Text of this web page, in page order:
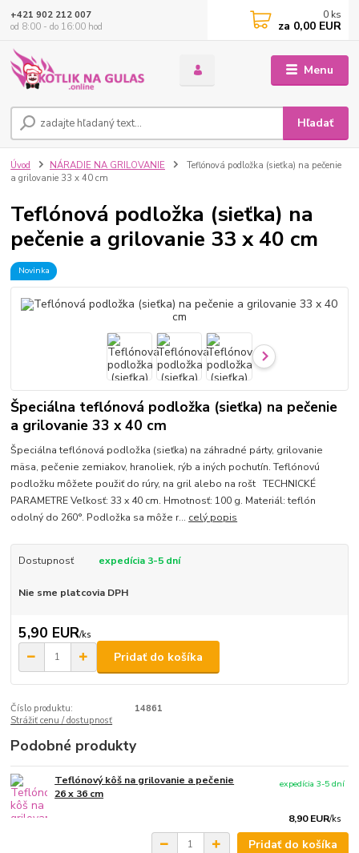
Menu
Hľadať
+421 902 212 007
od 8:00 - do 16:00 hod
0 ks
za 0,00 EUR
Úvod NÁRADIE NA GRILOVANIE
Teflónová podložka (sieťka) na pečenie
a grilovanie 33 x 40 cm
Teflónová podložka (sieťka) na
pečenie a grilovanie 33 x 40 cm
Novinka
Špeciálna teflónová podložka (sieťka) na pečenie
a grilovanie 33 x 40 cm
Špeciálna teflónová podložka (sieťka) na záhradné párty, grilovanie
mäsa, pečenie zemiakov, hranoliek, rýb a iných pochutín. Teflónovú
podložku môžete použiť do rúry, na gril alebo na rošt TECHNICKÉ
PARAMETRE Veľkosť: 33 x 40 cm. Hmotnosť: 100 g. Materiál: teflón
odolný do 260°. Podložka sa môže r... celý popis
Dostupnosť expedícia 3-5 dní
Nie sme platcovia DPH
5,90 EUR/ks
Pridať do košíka
Číslo produktu:
14861
Strážiť cenu / dostupnosť
Podobné produkty
Teflónový kôš na grilovanie a pečenie
26 x 36 cm
8,90 EUR/ks
expedícia 3-5 dní
Pridať do košíka